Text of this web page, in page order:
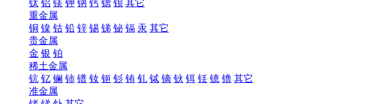
钛 铝 镁 钾 钠 钙 锶 钡 其它
重金属
铜 镍 钴 铅 锌 锡 锑 铋 镉 汞 其它
贵金属
金 银 铂
稀土金属
钪 钇 镧 铈 镨 钕 钷 钐 铕 钆 铽 镝 钬 铒 铥 镱 镥 其它
准金属